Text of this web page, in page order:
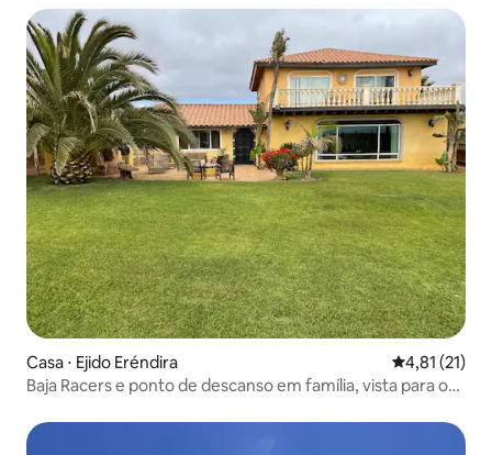
Casa ⋅ Ejido Eréndira 4,81 de uma
4,81 (21)
Baja Racers e ponto de descanso em família, vista para o